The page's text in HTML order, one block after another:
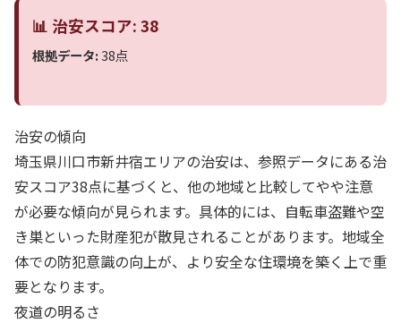
📊 治安スコア: 38
根拠データ:38点
治安の傾向
埼玉県川口市新井宿エリアの治安は、参照データにある治
安スコア38点に基づくと、他の地域と比較してやや注意
が必要な傾向が見られます。具体的には、自転車盗難や空
き巣といった財産犯が散見されることがあります。地域全
体での防犯意識の向上が、より安全な住環境を築く上で重
要となります。
夜道の明るさ